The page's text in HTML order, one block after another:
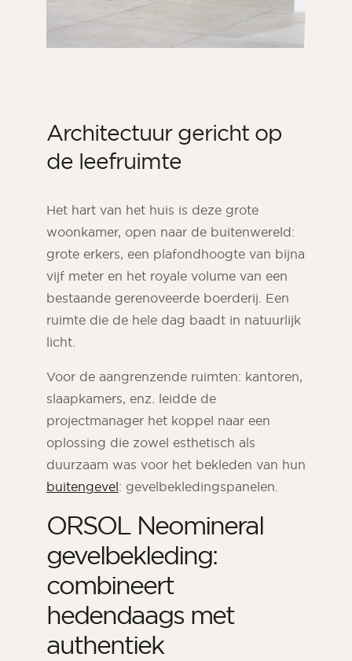
Architectuur gericht op
de leefruimte
Het hart van het huis is deze grote
woonkamer, open naar de buitenwereld:
grote erkers, een plafondhoogte van bijna
vijf meter en het royale volume van een
bestaande gerenoveerde boerderij. Een
ruimte die de hele dag baadt in natuurlijk
licht.
Voor de aangrenzende ruimten: kantoren,
slaapkamers, enz. leidde de
projectmanager het koppel naar een
oplossing die zowel esthetisch als
duurzaam was voor het bekleden van hun
buitengevel: gevelbekledingspanelen.
ORSOL Neomineral
gevelbekleding:
combineert
hedendaags met
authentiek